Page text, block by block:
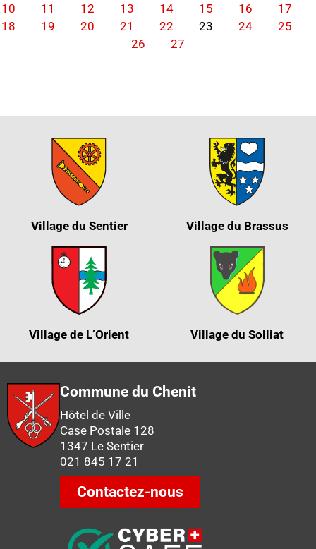
10
11 12 13 14 15 16
17
18
19 20 21 22 23 24
25
26
27
Village du Sentier Village du Brassus
Village de L’Orient Village du Solliat
Commune du Chenit
Hôtel de Ville
Case Postale 128
1347 Le Sentier
021 845 17 21
Contactez-nous